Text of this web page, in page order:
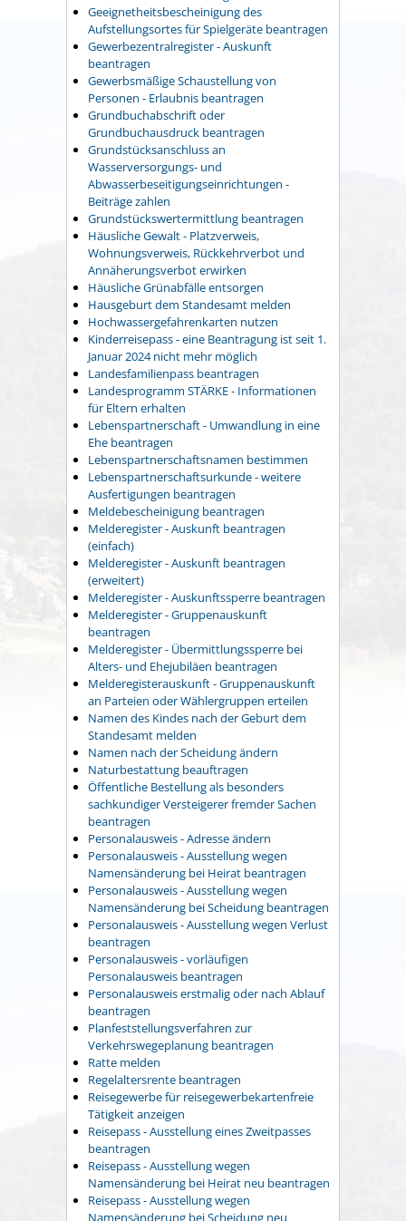
Geeignetheitsbescheinigung des
Aufstellungsortes für Spielgeräte beantragen
Gewerbezentralregister - Auskunft
beantragen
Gewerbsmäßige Schaustellung von
Personen - Erlaubnis beantragen
Grundbuchabschrift oder
Grundbuchausdruck beantragen
Grundstücksanschluss an
Wasserversorgungs- und
Abwasserbeseitigungseinrichtungen -
Beiträge zahlen
Grundstückswertermittlung beantragen
Häusliche Gewalt - Platzverweis,
Wohnungsverweis, Rückkehrverbot und
Annäherungsverbot erwirken
Häusliche Grünabfälle entsorgen
Hausgeburt dem Standesamt melden
Hochwassergefahrenkarten nutzen
Kinderreisepass - eine Beantragung ist seit 1.
Januar 2024 nicht mehr möglich
Landesfamilienpass beantragen
Landesprogramm STÄRKE - Informationen
für Eltern erhalten
Lebenspartnerschaft - Umwandlung in eine
Ehe beantragen
Lebenspartnerschaftsnamen bestimmen
Lebenspartnerschaftsurkunde - weitere
Ausfertigungen beantragen
Meldebescheinigung beantragen
Melderegister - Auskunft beantragen
(einfach)
Melderegister - Auskunft beantragen
(erweitert)
Melderegister - Auskunftssperre beantragen
Melderegister - Gruppenauskunft
beantragen
Melderegister - Übermittlungssperre bei
Alters- und Ehejubiläen beantragen
Melderegisterauskunft - Gruppenauskunft
an Parteien oder Wählergruppen erteilen
Namen des Kindes nach der Geburt dem
Standesamt melden
Namen nach der Scheidung ändern
Naturbestattung beauftragen
Öffentliche Bestellung als besonders
sachkundiger Versteigerer fremder Sachen
beantragen
Personalausweis - Adresse ändern
Personalausweis - Ausstellung wegen
Namensänderung bei Heirat beantragen
Personalausweis - Ausstellung wegen
Namensänderung bei Scheidung beantragen
Personalausweis - Ausstellung wegen Verlust
beantragen
Personalausweis - vorläufigen
Personalausweis beantragen
Personalausweis erstmalig oder nach Ablauf
beantragen
Planfeststellungsverfahren zur
Verkehrswegeplanung beantragen
Ratte melden
Regelaltersrente beantragen
Reisegewerbe für reisegewerbekartenfreie
Tätigkeit anzeigen
Reisepass - Ausstellung eines Zweitpasses
beantragen
Reisepass - Ausstellung wegen
Namensänderung bei Heirat neu beantragen
Reisepass - Ausstellung wegen
Namensänderung bei Scheidung neu